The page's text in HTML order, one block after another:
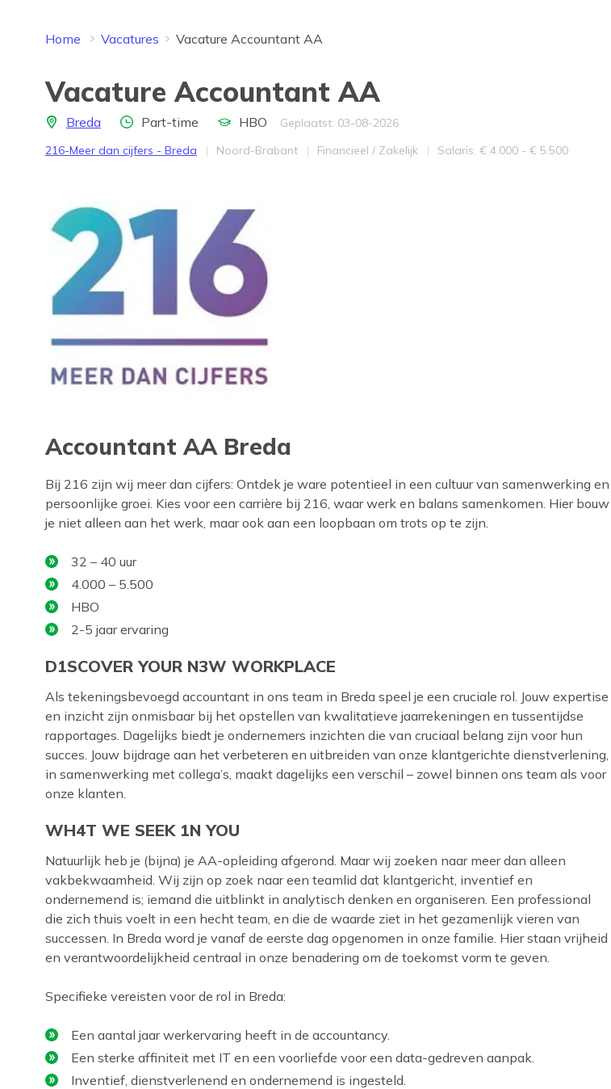
Home Vacatures Vacature Accountant AA
Vacature Accountant AA
LocatieBredaAantal uren
Part-time Opleidingsniveau
HBO
Geplaatst: 03-08-2026
Bedrijf
216-Meer dan cijfers - Breda Provincie
Noord-Brabant Werkveld
Financieel / Zakelijk Salaris
Salaris: € 4.000 - € 5.500
Accountant AA Breda
Bij 216 zijn wij meer dan cijfers: Ontdek je ware potentieel in een cultuur van samenwerking en
persoonlijke groei. Kies voor een carrière bij 216, waar werk en balans samenkomen. Hier bouw
je niet alleen aan het werk, maar ook aan een loopbaan om trots op te zijn.
32 – 40 uur
4.000 – 5.500
HBO
2-5 jaar ervaring
D1SCOVER YOUR N3W WORKPLACE
Als tekeningsbevoegd accountant in ons team in Breda speel je een cruciale rol. Jouw expertise
en inzicht zijn onmisbaar bij het opstellen van kwalitatieve jaarrekeningen en tussentijdse
rapportages. Dagelijks biedt je ondernemers inzichten die van cruciaal belang zijn voor hun
succes. Jouw bijdrage aan het verbeteren en uitbreiden van onze klantgerichte dienstverlening,
in samenwerking met collega’s, maakt dagelijks een verschil – zowel binnen ons team als voor
onze klanten.
WH4T WE SEEK 1N YOU
Natuurlijk heb je (bijna) je AA-opleiding afgerond. Maar wij zoeken naar meer dan alleen
vakbekwaamheid. Wij zijn op zoek naar een teamlid dat klantgericht, inventief en
ondernemend is; iemand die uitblinkt in analytisch denken en organiseren. Een professional
die zich thuis voelt in een hecht team, en die de waarde ziet in het gezamenlijk vieren van
successen. In Breda word je vanaf de eerste dag opgenomen in onze familie. Hier staan vrijheid
en verantwoordelijkheid centraal in onze benadering om de toekomst vorm te geven.
Specifieke vereisten voor de rol in Breda:
Een aantal jaar werkervaring heeft in de accountancy.
Een sterke affiniteit met IT en een voorliefde voor een data-gedreven aanpak.
Inventief, dienstverlenend en ondernemend is ingesteld.